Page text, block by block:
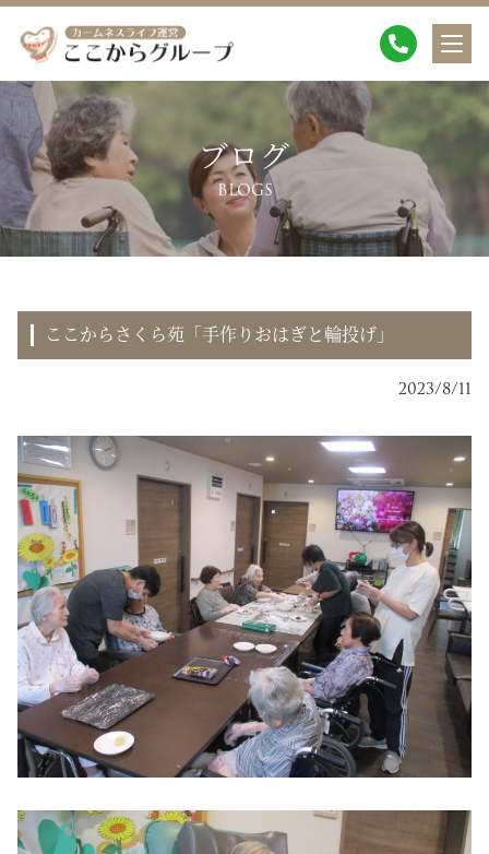
ブログ
BLOGS
ここからさくら苑「手作りおはぎと輪投げ」
2023/8/11